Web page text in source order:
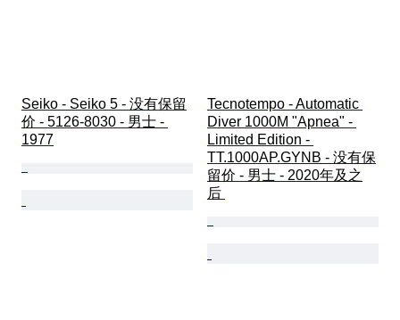
Seiko - Seiko 5 - 没有保留
价 - 5126-8030 - 男士 -
1977
Tecnotempo - Automatic
Diver 1000M "Apnea" -
Limited Edition -
TT.1000AP.GYNB - 没有保
留价 - 男士 - 2020年及之
后